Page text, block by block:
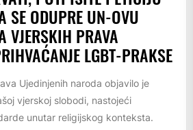
SE ODUPRE UN-OVU
VJERSKIH PRAVA
LGBT-PRAKSE
Ujedinjenih naroda objavilo je
vjerskoj slobodi, nastojeći
unutar religijskog konteksta.